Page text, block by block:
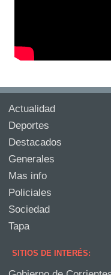
Actualidad
Deportes
Destacados
Generales
Mas info
Policiales
Sociedad
Tapa
SITIOS DE INTERÉS: